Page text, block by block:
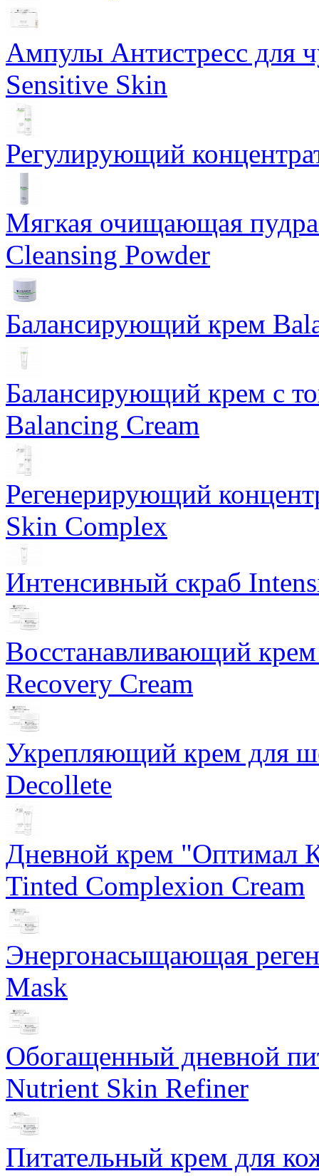
Ампулы Антистресс для
Sensitive Skin
Регулирующий
Мягкая очищающая
Cleansing Powder
Балансирующий крем
Балансирующий крем с
Balancing Cream
Регенерирующий
Skin Complex
Интенсивный скраб
Восстанавливающий
Recovery Cream
Укрепляющий крем для
Decollete
Дневной крем "Оптимал
Tinted Complexion Cream
Энергонасыщающая
Mask
Обогащенный дневной
Nutrient Skin Refiner
Питательный крем для